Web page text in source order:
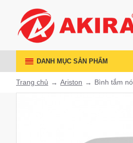
DANH MỤC SẢN PHẨM
Trang chủ Ariston Bình tắm